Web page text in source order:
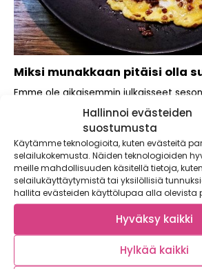
Hallinnoi evästeiden
suostumusta
Käytämme teknologioita, kuten evästeitä
selailukokemusta. Näiden teknologioiden
meille mahdollisuuden käsitellä tietoja, kuten
selailukäyttäytymistä tai yksilöllisiä
hallita evästeiden käyttölupaa alla olevista
Hyväksy kaikki
Hylkää kaikki
Miksi munakkaan pitäisi olla
Emme ole aikaisemmin julkaisseet
teemme tällä kertaa poikkeuksen .